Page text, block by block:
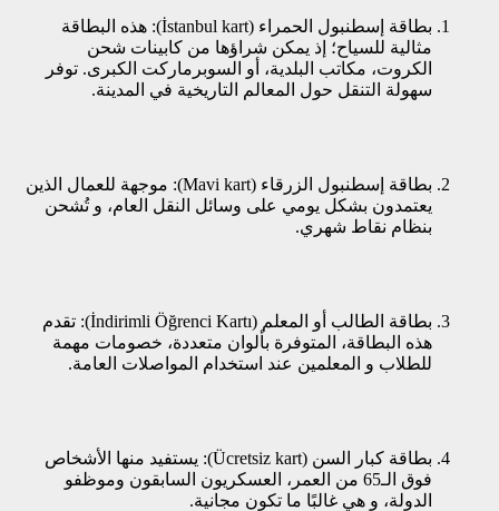
بطاقة إسطنبول الحمراء (İstanbul kart): هذه البطاقة
مثالية للسياح؛ إذ يمكن شراؤها من كابينات شحن
الكروت، مكاتب البلدية، أو السوبرماركت الكبرى. توفر
سهولة التنقل حول المعالم التاريخية في المدينة.
بطاقة إسطنبول الزرقاء (Mavi kart): موجهة للعمال الذين
يعتمدون بشكل يومي على وسائل النقل العام، و تُشحن
بنظام نقاط شهري.
بطاقة الطالب أو المعلم (İndirimli Öğrenci Kartı): تقدم
هذه البطاقة، المتوفرة بألوان متعددة، خصومات مهمة
للطلاب و المعلمين عند استخدام المواصلات العامة.
بطاقة كبار السن (Ücretsiz kart): يستفيد منها الأشخاص
فوق الـ65 من العمر، العسكريون السابقون وموظفو
الدولة، و هي غالبًا ما تكون مجانية.